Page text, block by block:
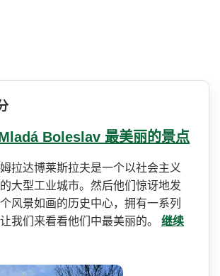
Boleslav 最美丽的景点
拉达博莱斯拉­夫是一个以社会主义
大型工业城市。然­后他们惊讶地发
风景如画的历史中心，­拥有一系列
我们来看看他们中最美丽的。 继续